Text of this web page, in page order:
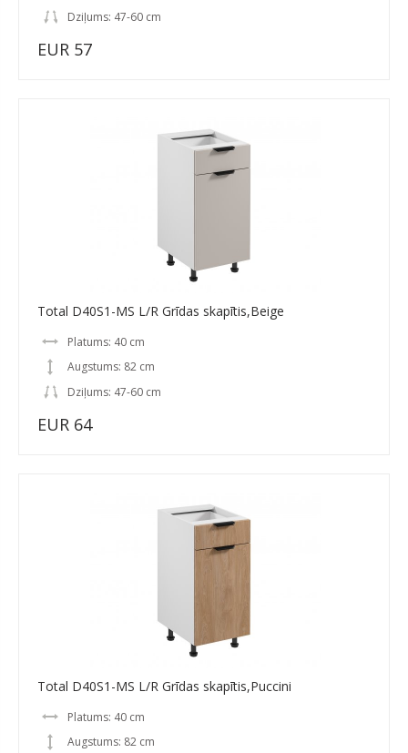
Dziļums: 47-60 cm
EUR 57
Total D40S1-MS L/R Grīdas skapītis,Beige
Platums: 40 cm
Augstums: 82 cm
Dziļums: 47-60 cm
EUR 64
Total D40S1-MS L/R Grīdas skapītis,Puccini
Platums: 40 cm
Augstums: 82 cm